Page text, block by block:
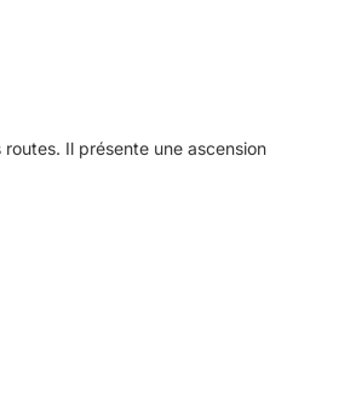
Il présente une ascension